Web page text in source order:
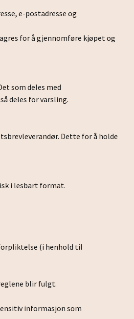
e-postadresse og
for å gjennomføre kjøpet og
som deles med
deles for varsling.
Dette for å holde
i lesbart format.
(i henhold til
blir fulgt.
informasjon som